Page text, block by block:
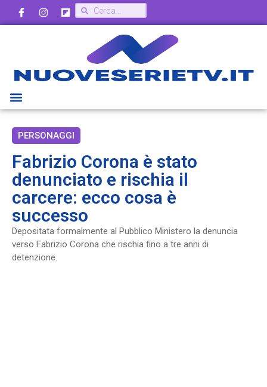
PERSONAGGI
Fabrizio Corona è stato
denunciato e rischia il
carcere: ecco cosa è
successo
Depositata formalmente al Pubblico Ministero la denuncia
verso Fabrizio Corona che rischia fino a tre anni di
detenzione.